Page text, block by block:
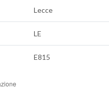
Lecce
LE
E815